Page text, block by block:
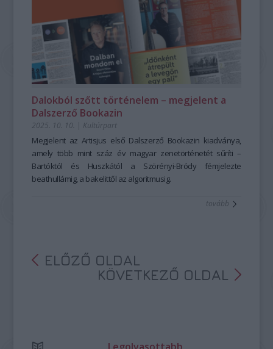
Dalokból szőtt történelem – megjelent a
Dalszerző Bookazin
2025. 10. 10. | Kultúrpart
Megjelent az Artisjus első Dalszerző Bookazin kiadványa,
amely több mint száz év magyar zenetörténetét sűríti –
Bartóktól és Huszkától a Szörényi-Bródy fémjelezte
beathullámig, a bakelittől az algoritmusig.
tovább
ELŐZŐ OLDAL
KÖVETKEZŐ OLDAL